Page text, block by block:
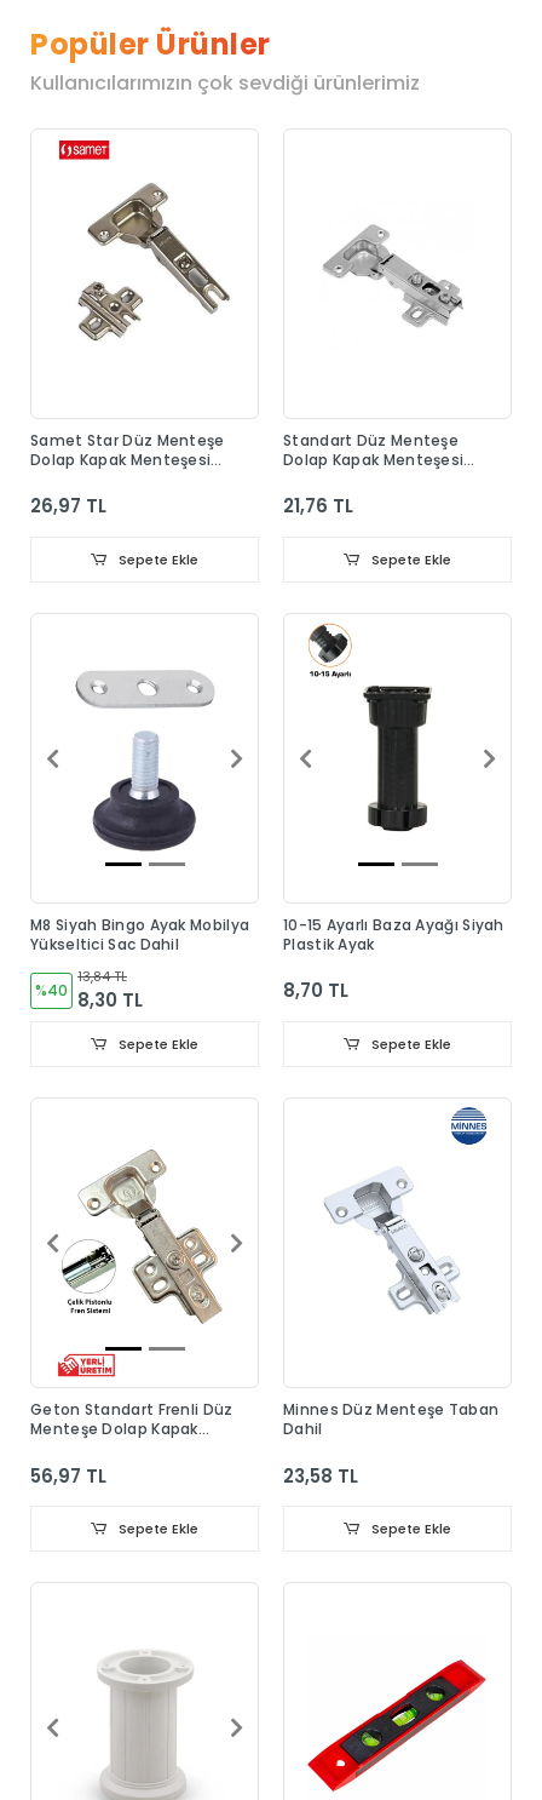
Popüler Ürünler
Kullanıcılarımızın çok sevdiği ürünlerimiz
Samet Star Düz Menteşe
Dolap Kapak Menteşesi
26,97 TL
Sepete Ekle
Standart Düz Menteşe
Dolap Kapak Menteşesi
21,76 TL
Sepete Ekle
M8 Siyah Bingo Ayak Mobilya
Yükseltici Sac Dahil
%40
13,84 TL
8,30 TL
Sepete Ekle
10-15 Ayarlı Baza Ayağı Siyah
Plastik Ayak
8,70 TL
Sepete Ekle
Geton Standart Frenli Düz
Menteşe Dolap Kapak
56,97 TL
Sepete Ekle
Minnes Düz Menteşe Taban
Dahil
23,58 TL
Sepete Ekle